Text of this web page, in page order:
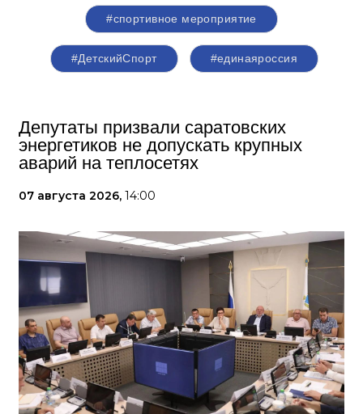
#спортивное мероприятие
#ДетскийСпорт #единаяроссия
Депутаты призвали саратовских
энергетиков не допускать крупных
аварий на теплосетях
07 августа 2026, 14:00